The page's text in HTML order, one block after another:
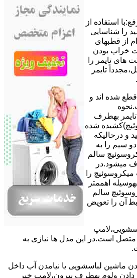
اﺳﺘﻔﺎده از
را ﺷﻨﺎﺳﺎﯾﯽ
از قطبهای
ﺧﺮاب ﺑﻮدن
ﻫﺎی ﺗﺎﯾﻤﺮ را
ﺗﺎﯾﻤﺮ
ﻗﻄﻊ شده اند و
بهطرف
شده
و درحالیکه
ﺳﯿﻢ را ﺑﻪ
ﺳﺎﻟﻢ
میشود.در
را
اهممتر
ﺳﺎﻟﻢ
آن را ﺗﻌﻮﯾﺾ
ﻣﺘﺼﻞ اﺳﺖ.در اﯾﻦ مدل ها ﻧﯿﺎزی ﺑﻪ
نکردن ماشین لباسشویی یا نیامدن آب داخل
وﻟﻮم بهطرف ﺑﯿﺮون،ﻻﻣﭗ ﺧﺒﺮ